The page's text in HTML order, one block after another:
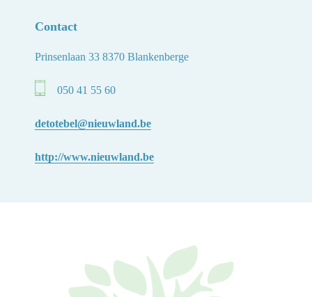
Contact
Prinsenlaan 33 8370 Blankenberge
050 41 55 60
detotebel@nieuwland.be
http://www.nieuwland.be